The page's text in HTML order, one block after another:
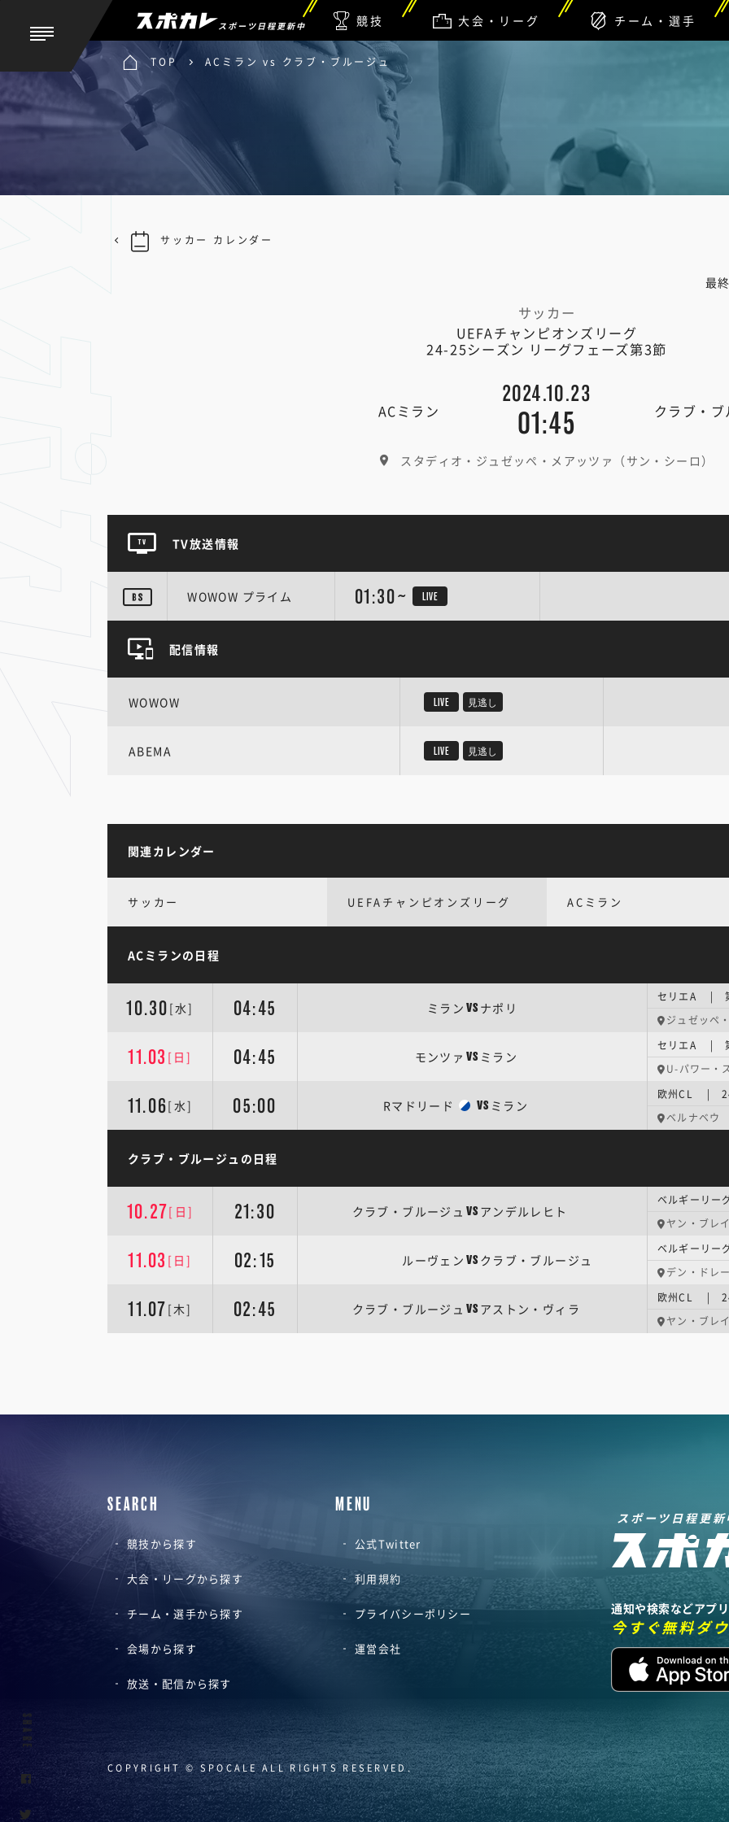
スポーツ日程更新中 競技 大会・リーグ チーム・選手
TOP ACミラン vs クラブ・ブルージュ
最
サッカー
UEFAチャンピオンズリーグ
24-25シーズン リーグフェーズ第3節
ACミラン
2024.10.23
01:45 クラブ・
スタディオ・ジュゼッペ・メアッツァ（サン・シーロ）
サッカー カレンダー
TV放送情報
WOWOW プライム 01:30~ LIVE
配信情報
WOWOW LIVE 見逃し
ABEMA LIVE 見逃し
関連カレンダー
サッカー UEFAチャンピオンズリーグ ACミラン
ACミランの日程
10.30 [水] 04:45 ミラン VS ナポリ
セリエA |
ジュゼッペ
11.03 [日] 04:45 モンツァ VS ミラン
セリエA |
U-パワー・
11.06[水] 05:00 Rマドリード VS ミラン
欧州CL | 24-
ベルナベウ
クラブ・ブルージュの日程
10.27[日] 21:30 クラブ・ブルージュ VS アンデルレヒト
ベルギーリ
ヤン・ブレ
11.03 [日] 02:15 ルーヴェン VS クラブ・ブルージュ
ベルギーリ
デン・ドレ
11.07 [木] 02:45 クラブ・ブルージュ VS アストン・ヴィラ
欧州CL | 24-
ヤン・ブレ
SEARCH
競技から探す
大会・リーグから探す
チーム・選手から探す
会場から探す
放送・配信から探す
MENU
公式Twitter
利用規約
プライバシーポリシー
運営会社
スポーツ日程更新
通知や検索などアプ
今すぐ無料ダ
COPYRIGHT © SPOCALE ALL RIGHTS RESERVED.
SHARE